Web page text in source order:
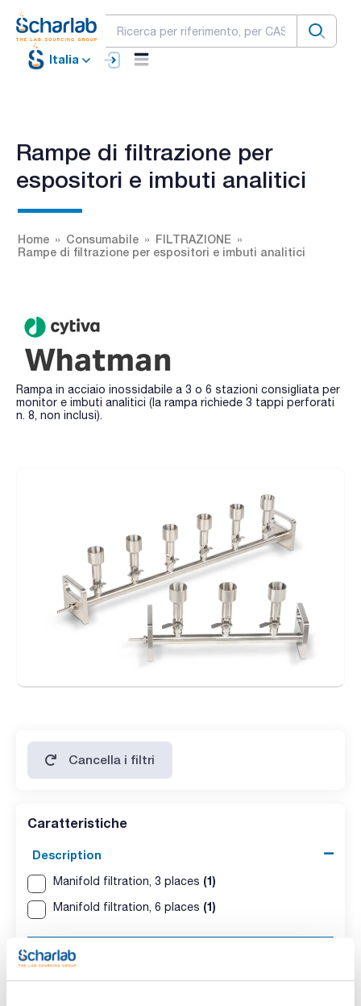
Italia
Rampe di filtrazione per
espositori e imbuti analitici
Home Consumabile
FILTRAZIONE
Rampe di filtrazione per espositori e imbuti analitici
Rampa in acciaio inossidabile a 3 o 6 stazioni consigliata per
monitor e imbuti analitici (la rampa richiede 3 tappi perforati
n. 8, non inclusi).
Cancella i filtri
Caratteristiche
Description
Manifold filtration, 3 places (1)
Manifold filtration, 6 places (1)
Pack (u.)